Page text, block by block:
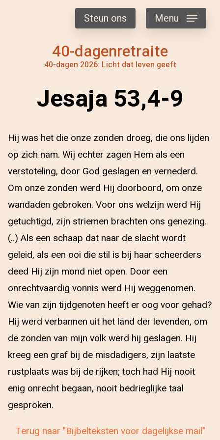
40-dagenretraite
40-dagen 2026: Licht dat leven geeft
Steun ons Menu
Jesaja 53,4-9
Hij was het die onze zonden droeg, die ons lijden
op zich nam. Wij echter zagen Hem als een
verstoteling, door God geslagen en vernederd.
Om onze zonden werd Hij doorboord, om onze
wandaden gebroken. Voor ons welzijn werd Hij
getuchtigd, zijn striemen brachten ons genezing.
(..) Als een schaap dat naar de slacht wordt
geleid, als een ooi die stil is bij haar scheerders
deed Hij zijn mond niet open. Door een
onrechtvaardig vonnis werd Hij weggenomen.
Wie van zijn tijdgenoten heeft er oog voor gehad?
Hij werd verbannen uit het land der levenden, om
de zonden van mijn volk werd hij geslagen. Hij
kreeg een graf bij de misdadigers, zijn laatste
rustplaats was bij de rijken; toch had Hij nooit
enig onrecht begaan, nooit bedrieglijke taal
gesproken.
Terug naar "Bijbelteksten voor dagelijkse mail"